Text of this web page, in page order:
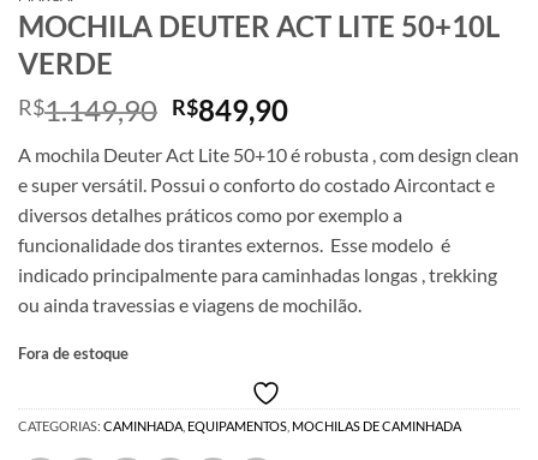
MOCHILA DEUTER ACT LITE 50+10L
VERDE
R$1.149,90 O
original
era:
R$1.149,90.
R$849,90O
atual
é:
R$849,90.
A mochila Deuter Act Lite 50+10 é robusta , com design clean
e super versátil. Possui o conforto do costado Aircontact e
diversos detalhes práticos como por exemplo a
funcionalidade dos tirantes externos. Esse modelo é
indicado principalmente para caminhadas longas , trekking
ou ainda travessias e viagens de mochilão.
Fora de estoque
CATEGORIAS: CAMINHADA EQUIPAMENTOS MOCHILAS DE CAMINHADA